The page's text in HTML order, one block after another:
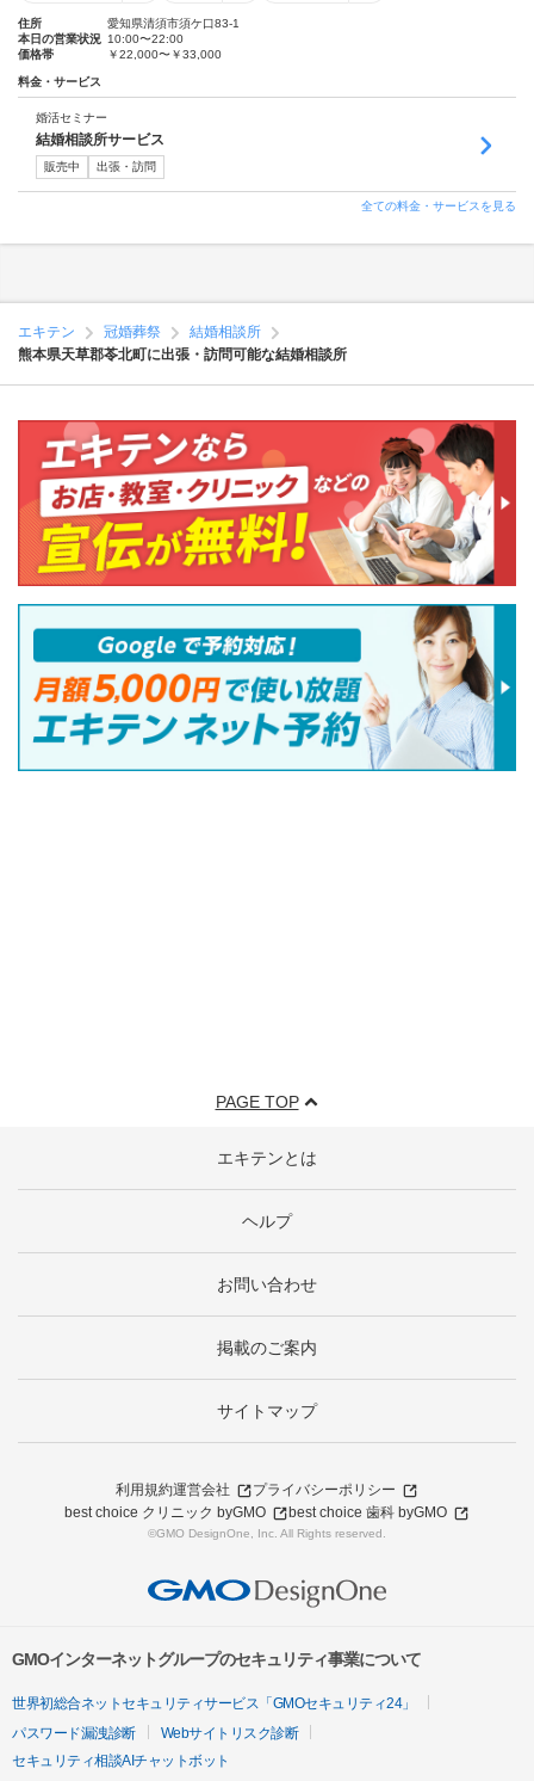
住所
愛知県清須市須ケ口83-1
本日の営業状況 10:00〜22:00
価格帯
￥22,000〜￥33,000
料金・サービス
婚活セミナー
結婚相談所サービス
販売中 出張・訪問
全ての料金・サービスを見る
エキテン 冠婚葬祭
結婚相談所
熊本県天草郡苓北町に出張・訪問可能な結婚相談所
PAGE TOP
エキテンとは
ヘルプ
お問い合わせ
掲載のご案内
サイトマップ
利用規約運営会社
プライバシーポリシー
best choice クリニック byGMO
best choice 歯科 byGMO
©GMO DesignOne, Inc. All Rights reserved.
GMOインターネットグループのセキュリティ事業について
世界初総合ネットセキュリティサービス「GMOセキュリティ24」
パスワード漏洩診断
Webサイトリスク診断
セキュリティ相談AIチャットボット